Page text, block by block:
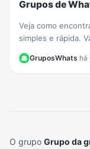
Grupos de
Veja como
simples e rápida.
GruposWhats·há
O grupo Grupo da